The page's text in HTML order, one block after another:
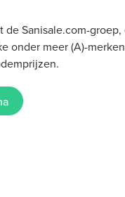
de Sanisale.com-
onder meer (A)-